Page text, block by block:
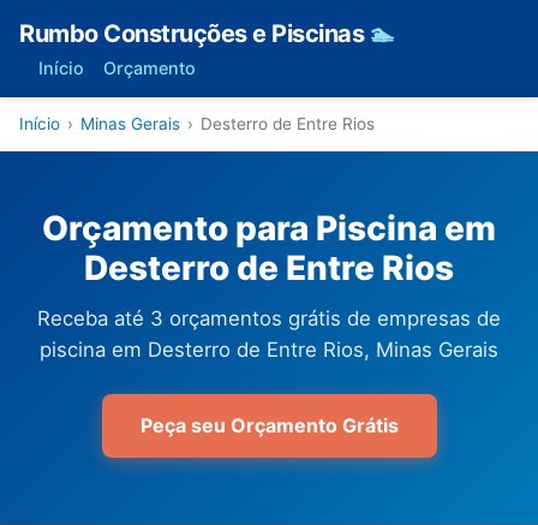
Rumbo Construções e Piscinas 🏊
Início Orçamento
Início › Minas Gerais › Desterro de Entre Rios
Orçamento para Piscina em
Desterro de Entre Rios
Receba até 3 orçamentos grátis de empresas de
piscina em Desterro de Entre Rios, Minas Gerais
Peça seu Orçamento Grátis